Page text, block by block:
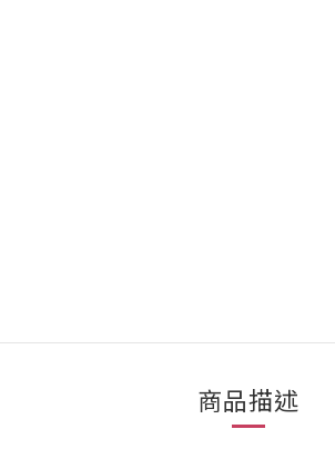
商品描述